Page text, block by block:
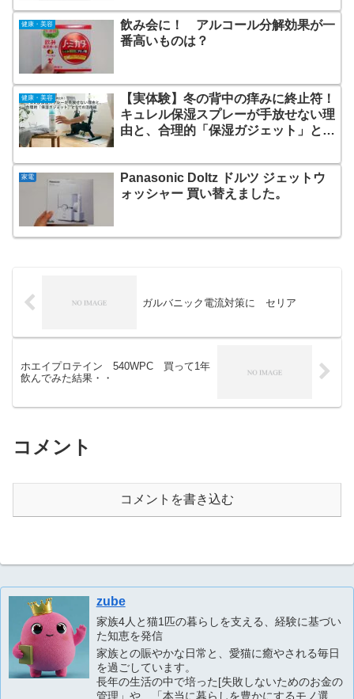
健康・美容
飲み会に！ アルコール分解効果が一
番高いものは？
健康・美容
【実体験】冬の背中の痒みに終止符！
キュレル保湿スプレーが手放せない理
由と、合理的「保湿ガジェット」とし
家電
Panasonic Doltz ドルツ ジェットウ
ォッシャー 買い替えました。
ガルバニック電流対策に セリア
ホエイプロテイン 540WPC 買って1年
飲んでみた結果・・
コメント
コメントを書き込む
zube
家族4人と猫1匹の暮らしを支える、経験に基づい
た知恵を発信
家族との賑やかな日常と、愛猫に癒やされる毎日
を過ごしています。
長年の生活の中で培った[失敗しないためのお金の
管理」や、「本当に暮らしを豊かにするモノ選